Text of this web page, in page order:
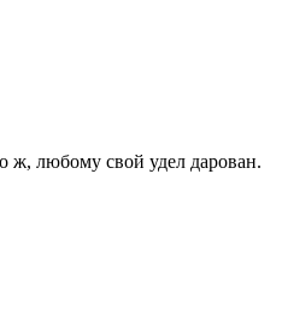
ж, любому свой удел дарован.